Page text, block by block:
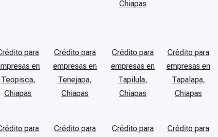
Chiapas
para
en
Teopisca,
Chiapas
Crédito para
empresas en
Tenejapa,
Chiapas
Crédito para
empresas en
Tapilula,
Chiapas
Crédito para
empresas en
Tapalapa,
Chiapas
para
Crédito para
Crédito para
Crédito para